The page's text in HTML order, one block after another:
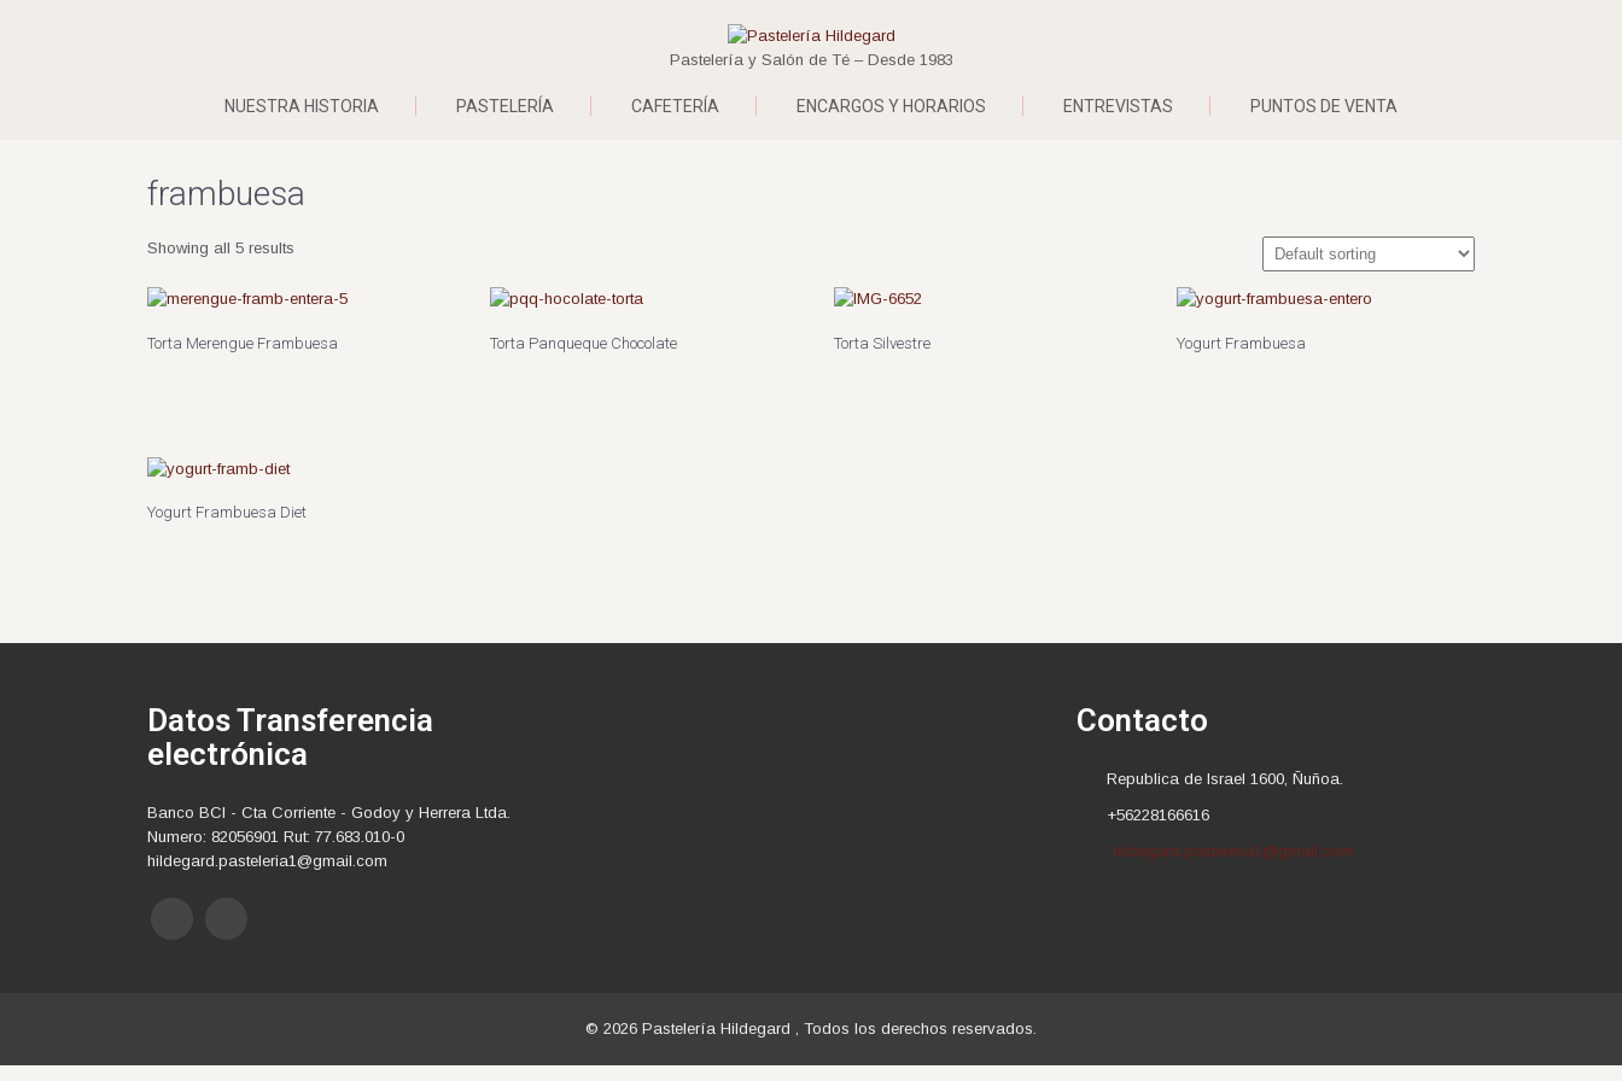
Pastelería y Salón de Té – Desde 1983
NUESTRA HISTORIA PASTELERÍA CAFETERÍA ENCARGOS Y HORARIOS ENTREVISTAS PUNTOS DE VENTA
frambuesa
Showing all 5 results
Torta Merengue Frambuesa Torta Panqueque Chocolate Torta Silvestre Yogurt Frambuesa
Yogurt Frambuesa Diet
Datos Transferencia
electrónica
Banco BCI - Cta Corriente - Godoy y Herrera Ltda.
Numero: 82056901 Rut: 77.683.010-0
hildegard.pasteleria1@gmail.com
Contacto
Republica de Israel 1600, Ñuñoa.
+56228166616
hildegard.pasteleria1@gmail.com
© 2026 Pastelería Hildegard , Todos los derechos reservados.